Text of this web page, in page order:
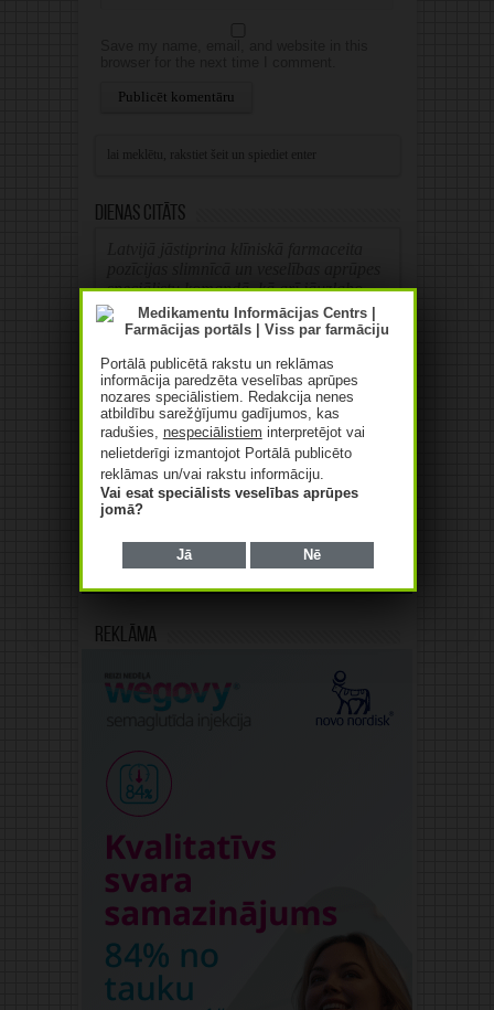
Dienas citāts
speciālistu komandā, kā arī jāuzlabo
informācijas apmaiņa ar ārstiem.
Reklāma
Reklāma
Portālā publicētā rakstu un reklāmas
informācija paredzēta veselības aprūpes
nozares speciālistiem. Redakcija nenes
atbildību sarežģījumu gadījumos, kas
radušies, nespeciālistiem interpretējot vai
nelietderīgi izmantojot Portālā publicēto
reklāmas un/vai rakstu informāciju.
Vai esat speciālists veselības aprūpes
jomā?
Jā Nē